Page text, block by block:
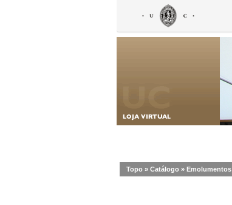
Topo » Catálogo » Emolumentos